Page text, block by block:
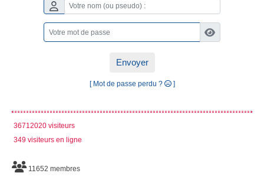
Envoyer
[ Mot de passe perdu ? ]
36712020 visiteurs
349 visiteurs en ligne
11652 membres